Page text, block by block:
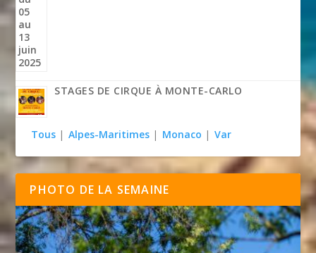
STAGES DE CIRQUE À MONTE-CARLO
Tous | Alpes-Maritimes | Monaco | Var
PHOTO DE LA SEMAINE